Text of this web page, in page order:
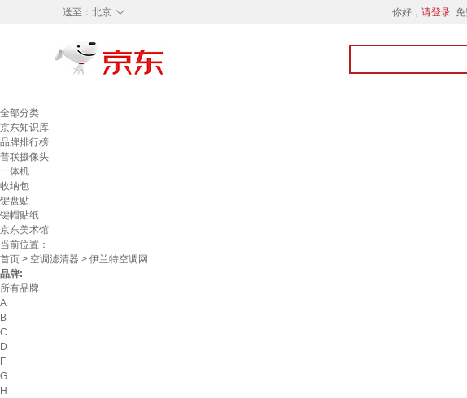
◇
送至： 北京 你好， 请登录
全部分类
京东知识库
品牌排行榜
普联摄像头
一体机
收纳包
键盘贴
键帽贴纸
京东美术馆
当前位置：
首页 > 空调滤清器 > 伊兰特空调网
品牌:
所有品牌
A
B
C
D
F
G
H